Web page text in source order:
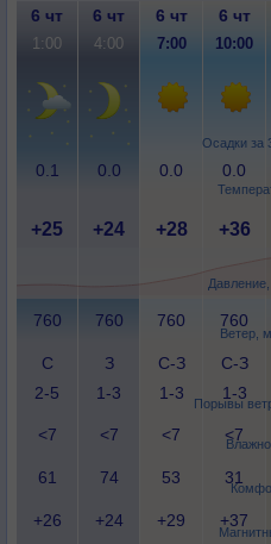
Осадки за
Ветер,
Порывы
6 чт 6 чт 6 чт 6 чт
1:00 4:00 7:00 10:00
0.1 0.0 0.0 0.0
+25 +24 +28 +36
760 760 760 760
С
2-5
З
1-3
С-З
1-3
С-З
1-3
<7 <7 <7 <7
61 74 53 31
+26 +24 +29 +37